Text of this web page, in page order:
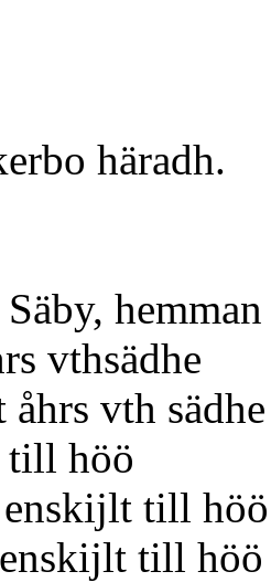
vth
till höö
till
till